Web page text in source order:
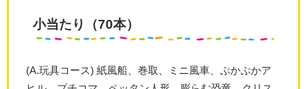
小当たり（70本）
(A.玩具コース) 紙風船、巻取、ミニ風車、ぷかぷかア